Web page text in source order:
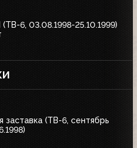
6, 03.08.1998-25.10.1999)
заставка (ТВ-6, сентябрь